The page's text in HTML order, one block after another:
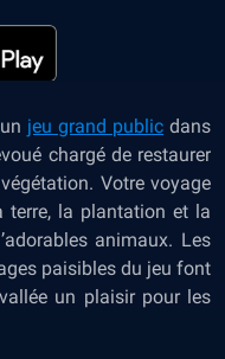
jeu grand public dans
chargé de restaurer
Votre voyage
terre, la plantation et la
animaux. Les
paisibles du jeu font
un plaisir pour les